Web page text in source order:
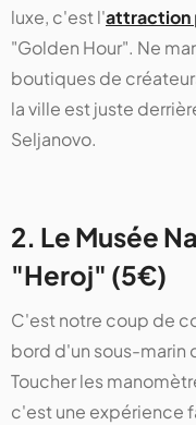
luxe, c'est l'attraction
"Golden Hour". Ne
boutiques de
la ville est juste
Seljanovo.
2. Le Musée
"Heroj" (5€)
C'est notre coup de
bord d'un sous-marin
Toucher les
c'est une expérience